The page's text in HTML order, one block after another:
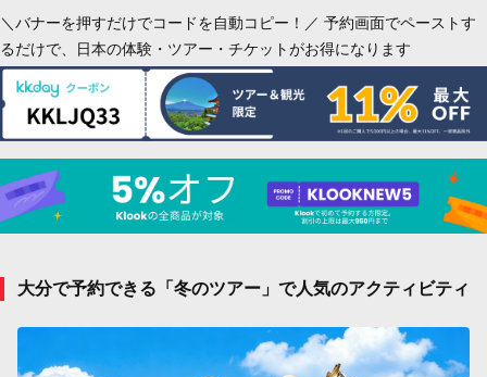
＼バナーを押すだけでコードを自動コピー！／ 予約画面でペーストす
るだけで、日本の体験・ツアー・チケットがお得になります
大分で予約できる「冬のツアー」で人気のアクティビティ